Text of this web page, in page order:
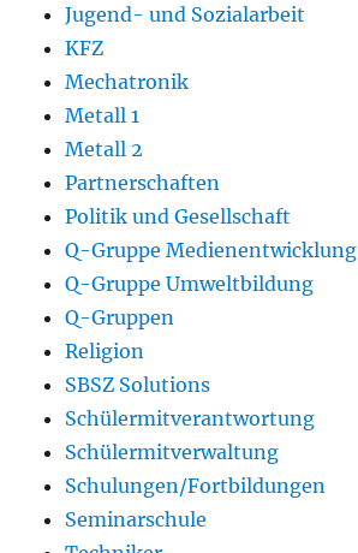
Jugend- und Sozialarbeit
KFZ
Mechatronik
Metall 1
Metall 2
Partnerschaften
Politik und Gesellschaft
Q-Gruppe Medienentwicklung
Q-Gruppe Umweltbildung
Q-Gruppen
Religion
SBSZ Solutions
Schülermitverantwortung
Schülermitverwaltung
Schulungen/Fortbildungen
Seminarschule